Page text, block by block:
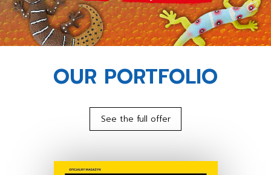
OUR PORTFOLIO
See the full offer